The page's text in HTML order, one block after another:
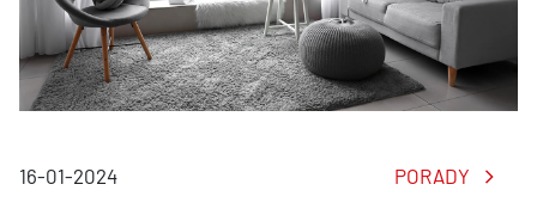
16-01-2024 PORADY